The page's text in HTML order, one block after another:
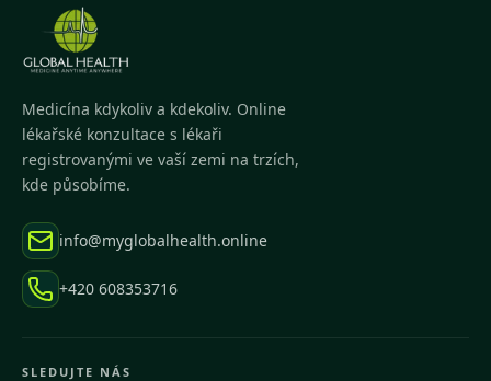
Medicína kdykoliv a kdekoliv. Online
lékařské konzultace s lékaři
registrovanými ve vaší zemi na trzích,
kde působíme.
info@myglobalhealth.online
+420 608353716
SLEDUJTE NÁS